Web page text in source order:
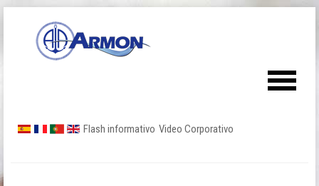
Flash informativo Video Corporativo